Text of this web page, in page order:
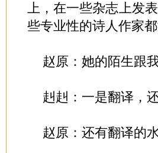
上，在一些杂志上发
些专业性的诗人作家
赵原：她的陌生跟
赳赳：一是翻译，
赵原：还有翻译的